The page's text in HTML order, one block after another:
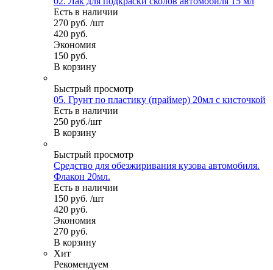
Есть в наличии
270 руб. /шт
420 руб.
Экономия
150 руб.
В корзину
Быстрый просмотр
05. Грунт по пластику (праймер) 20мл с кисточкой
Есть в наличии
250 руб./шт
В корзину
Быстрый просмотр
Средство для обезжиривания кузова автомобиля.
Флакон 20мл.
Есть в наличии
150 руб. /шт
420 руб.
Экономия
270 руб.
В корзину
Хит
Рекомендуем